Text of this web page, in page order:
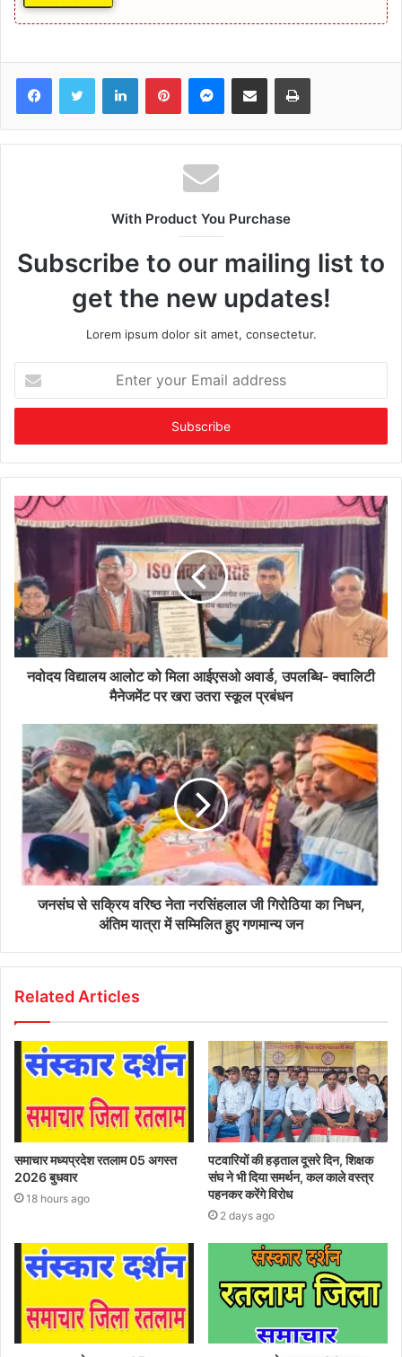
FacebookTwitter LinkedInPinterestMessenger
Share via Email Print
With Product You Purchase
Subscribe to our mailing list to
get the new updates!
Lorem ipsum dolor sit amet, consectetur.
your
Email
नवोदय विद्यालय आलोट को मिला आईएसओ अवार्ड, उपलब्धि- क्वालिटी
मैनेजमेंट पर खरा उतरा स्कूल प्रबंधन
जनसंघ से सक्रिय वरिष्ठ नेता नरसिंहलाल जी गिरोठिया का निधन,
अंतिम यात्रा में सम्मिलित हुए गणमान्य जन
Related Articles
समाचार मध्यप्रदेश रतलाम 05 अगस्त
2026 बुधवार
18 hours ago
पटवारियों की हड़ताल दूसरे दिन, शिक्षक
संघ ने भी दिया समर्थन, कल काले वस्त्र
पहनकर करेंगे विरोध
2 days ago